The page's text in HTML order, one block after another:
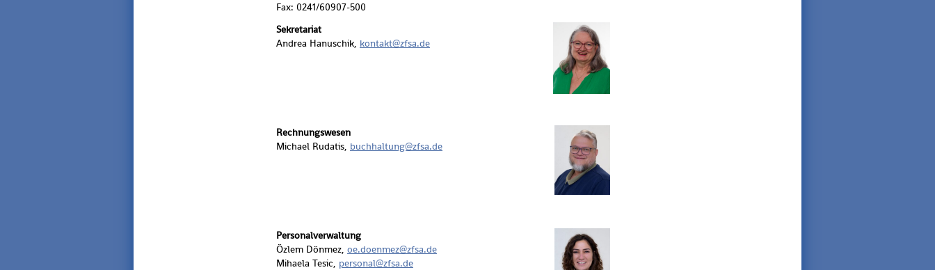
Fax: 0241/60907-500
Se­kre­ta­ri­at
An­drea Ha­nu­schik, kon­takt@​zfsa.​de
Rech­nungs­we­sen
Mi­cha­el Ru­da­tis, buch­hal­tung@​zfsa.​de
Per­so­nal­ver­wal­tung
Özlem Dön­mez, oe.​doenmez@​zfsa.​de
Mi­hae­la Tesic, per­so­nal@​zfsa.​de